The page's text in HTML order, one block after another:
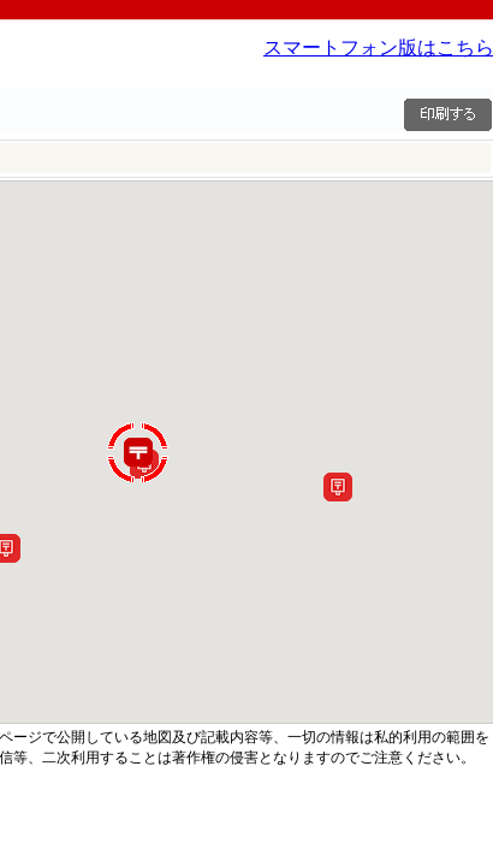
スマートフォン版はこちら
ージで公開している地図及び記載内容等、一切の情報は私的利用の範囲を
等、二次利用することは著作権の侵害となりますのでご注意ください。